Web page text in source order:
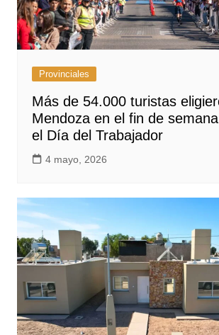
Provinciales
Más de 54.000 turistas
Mendoza en el fin de
el Día del Trabajador
4 mayo, 2026